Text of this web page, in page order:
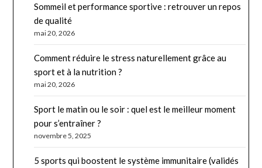
Sommeil et performance sportive : retrouver un repos
de qualité
mai 20, 2026
Comment réduire le stress naturellement grâce au
sport et à la nutrition ?
mai 20, 2026
Sport le matin ou le soir : quel est le meilleur moment
pour s’entraîner ?
novembre 5, 2025
5 sports qui boostent le système immunitaire (validés